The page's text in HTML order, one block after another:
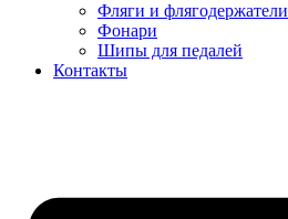
Фляги и флягодержатели
Фонари
Шипы для педалей
Контакты